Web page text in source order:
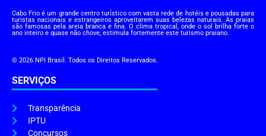
Cabo Frio é um grande centro turístico com vasta rede de hotéis e pousadas para
turistas nacionais e estrangeiros aproveitarem suas belezas naturais. As praias
são famosas pela areia branca e fina. O clima tropical, onde o sol brilha forte o
ano inteiro e quase não chove, estimula fortemente este turismo praiano.
© 2026 NPI Brasil. Todos os Direitos Reservados.
SERVIÇOS
Transparência
IPTU
Concursos